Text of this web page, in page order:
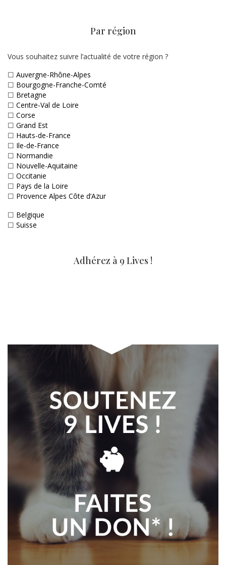
Par région
Vous souhaitez suivre l’actualité de votre région ?
☐ Auvergne-Rhône-Alpes
☐ Bourgogne-Franche-Comté
☐ Bretagne
☐ Centre-Val de Loire
☐ Corse
☐ Grand Est
☐ Hauts-de-France
☐ Ile-de-France
☐ Normandie
☐ Nouvelle-Aquitaine
☐ Occitanie
☐ Pays de la Loire
☐ Provence Alpes Côte d’Azur
☐ Belgique
☐ Suisse
Adhérez à 9 Lives !